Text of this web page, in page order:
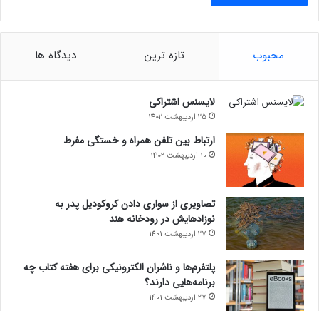
محبوب تازه ترین دیدگاه ها
لایسنس اشتراکی
25 اردیبهشت 1402
ارتباط بین تلفن همراه و خستگی مفرط
10 اردیبهشت 1402
تصاویری از سواری دادن کروکودیل پدر به
نوزادهایش در رودخانه هند
27 اردیبهشت 1401
پلتفرم‌ها و ناشران الکترونیکی برای هفته کتاب چه
برنامه‌هایی دارند؟
27 اردیبهشت 1401